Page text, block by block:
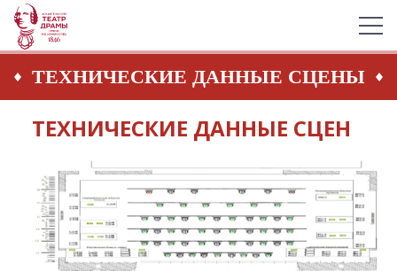
ТЕХНИЧЕСКИЕ ДАННЫЕ СЦЕНЫ
ТЕХНИЧЕСКИЕ ДАННЫЕ СЦЕН